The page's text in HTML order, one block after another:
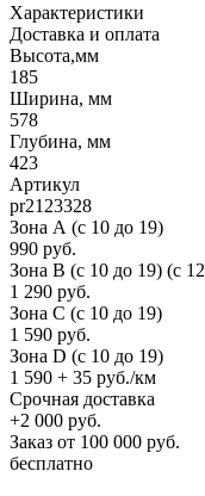
Характеристики
Доставка и оплата
Высота,мм
185
Ширина, мм
578
Глубина, мм
423
Артикул
pr2123328
Зона А (c 10 до 19)
990 руб.
Зона B (c 10 до 19) (c
1 290 руб.
Зона C (c 10 до 19)
1 590 руб.
Зона D (c 10 до 19)
1 590 + 35 руб./км
Срочная доставка
+2 000 руб.
Заказ от 100 000 руб.
бесплатно